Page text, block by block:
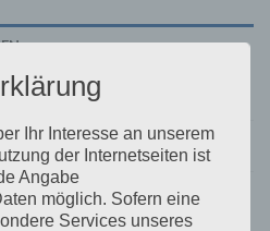
0,003 kg
Ihr Interesse an unserem
der Internetseiten ist
Angabe
möglich. Sofern eine
Services unseres